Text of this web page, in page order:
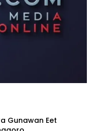
Gunawan Eet